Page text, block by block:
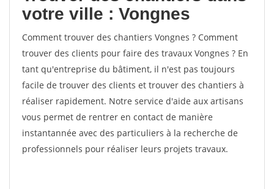
votre ville : Vongnes
Comment trouver des chantiers Vongnes ? Comment
trouver des clients pour faire des travaux Vongnes ? En
tant qu'entreprise du bâtiment, il n'est pas toujours
facile de trouver des clients et trouver des chantiers à
réaliser rapidement. Notre service d'aide aux artisans
vous permet de rentrer en contact de manière
instantannée avec des particuliers à la recherche de
professionnels pour réaliser leurs projets travaux.